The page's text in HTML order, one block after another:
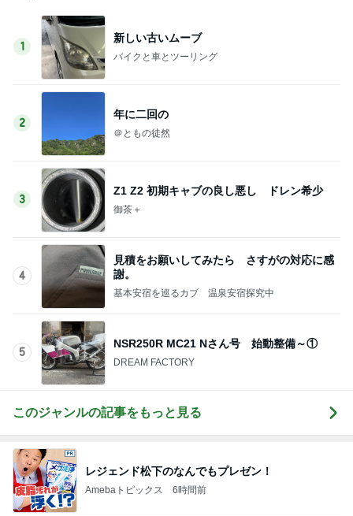
1
新しい古いムーブ
バイクと車とツーリング
2
年に二回の
＠ともの徒然
3
Z1 Z2 初期キャブの良し悪し ドレン希少
御茶＋
4
見積をお願いしてみたら さすがの対応に感
謝。
基本安宿を巡るカブ 温泉安宿探究中
5
NSR250R MC21 Nさん号 始動整備～①
DREAM FACTORY
このジャンルの記事をもっと見る
レジェンド松下のなんでもプレゼン！
Amebaトピックス 6時間前